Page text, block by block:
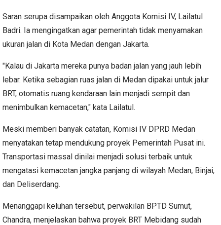
Saran serupa disampaikan oleh Anggota Komisi IV, Lailatul
Badri. Ia mengingatkan agar pemerintah tidak menyamakan
ukuran jalan di Kota Medan dengan Jakarta.
"Kalau di Jakarta mereka punya badan jalan yang jauh lebih
lebar. Ketika sebagian ruas jalan di Medan dipakai untuk jalur
BRT, otomatis ruang kendaraan lain menjadi sempit dan
menimbulkan kemacetan," kata Lailatul.
Meski memberi banyak catatan, Komisi IV DPRD Medan
menyatakan tetap mendukung proyek Pemerintah Pusat ini.
Transportasi massal dinilai menjadi solusi terbaik untuk
mengatasi kemacetan jangka panjang di wilayah Medan, Binjai,
dan Deliserdang.
Menanggapi keluhan tersebut, perwakilan BPTD Sumut,
Chandra, menjelaskan bahwa proyek BRT Mebidang sudah